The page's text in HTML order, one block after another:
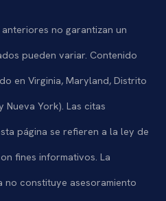
no garantizan un
pueden variar. Contenido
en Virginia, Maryland, Distrito
Nueva York). Las citas
página se refieren a la ley de
fines informativos. La
constituye asesoramiento